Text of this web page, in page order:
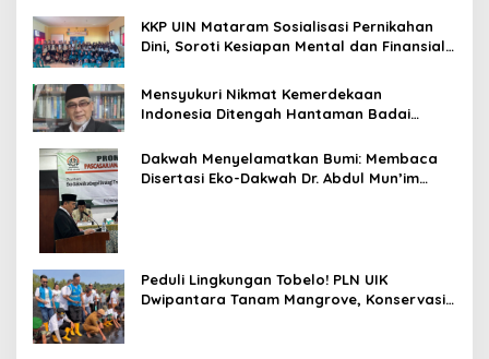
KKP UIN Mataram Sosialisasi Pernikahan
Dini, Soroti Kesiapan Mental dan Finansial
Mensyukuri Nikmat Kemerdekaan
Indonesia Ditengah Hantaman Badai
Dakwah Menyelamatkan Bumi: Membaca
Disertasi Eko-Dakwah Dr. Abdul Mun’im
Peduli Lingkungan Tobelo! PLN UIK
Dwipantara Tanam Mangrove, Konservasi